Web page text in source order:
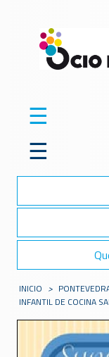
☰
☰
INICIO >
INFANTIL DE COCINA